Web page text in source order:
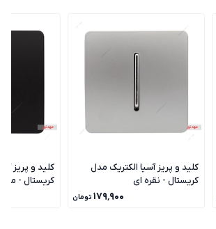
کلید و پریز آسیا الکتریک مدل
کریستال - نقره ای
۱۷۹٬۹۰۰ تومان
کلید و پریز
کریستال -